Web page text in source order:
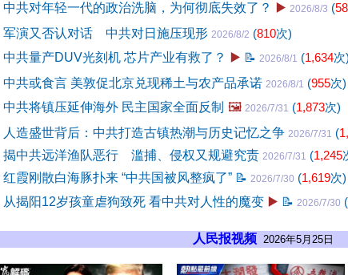
中共对年轻一代的政治洗脑，为何彻底失效了？ ▶️ 2026/8/3 (
军演又否认对话 中共对日施压现形 2026/8/2 (810次)
中共量产DUV光刻机 芯片产业有救了？ ▶️ 📝 2026/8/1 (1,634次)
中共或食言 美敦促北京兑现稀土与农产品承诺 2026/8/1 (955次)
中共将镇压延伸海外 民主国家全面反制 🖼️ 2026/7/31 (1,873次)
人造盛世背后：中共打造古镇热潮与历史记忆之争 2026/7/31 (
揭中共远洋渔队恶行 滥捕、侵权又规避究责 2026/7/31 (1,245
红霞刚散白海豚扑来 “中共国被风整疯了” 📝 2026/7/30 (1,619次)
从揭阳12岁孩童虐狗致死 看中共对人性的魔变 ▶️ 📝 2026/7/30 (
人民报视频 2026年5月25日